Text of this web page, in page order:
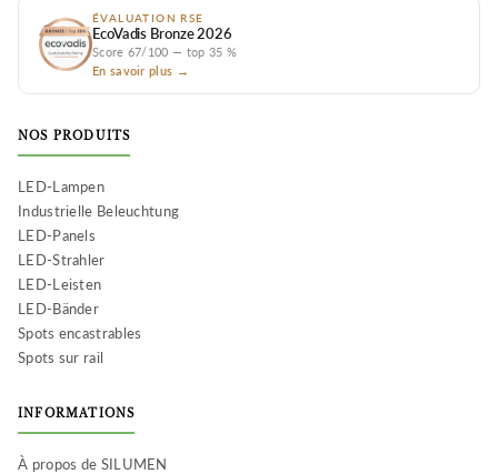
ÉVALUATION RSE
EcoVadis Bronze 2026
Score 67/100 — top 35 %
En savoir plus →
NOS PRODUITS
LED-Lampen
Industrielle Beleuchtung
LED-Panels
LED-Strahler
LED-Leisten
LED-Bänder
Spots encastrables
Spots sur rail
INFORMATIONS
À propos de SILUMEN